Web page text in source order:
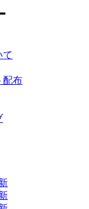
て
配布